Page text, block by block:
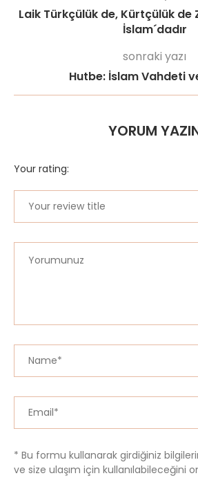
Laik Türkçülük de, Kürtçülük de
İslam´dadır
sonraki yazı
Hutbe: İslam Vahdeti
YORUM
Your rating:
* Bu formu kullanarak girdiğiniz
ve size ulaşım için kullanılabileceğini